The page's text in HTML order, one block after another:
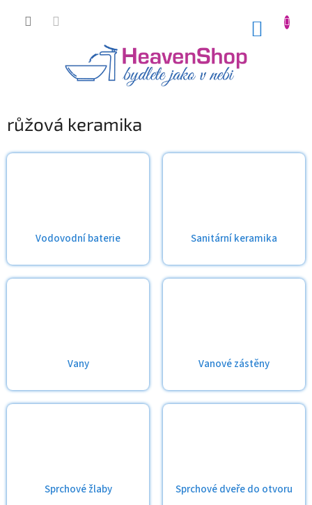
růžová keramika
Vodovodní baterie Sanitární keramika
Vany Vanové zástěny
Sprchové žlaby Sprchové dveře do otvoru